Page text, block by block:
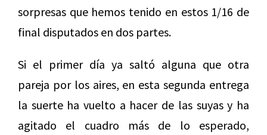
sorpresas que hemos tenido en estos 1/16 de
final disputados en dos partes.
Si el primer día ya saltó alguna que otra
pareja por los aires, en esta segunda entrega
la suerte ha vuelto a hacer de las suyas y ha
agitado el cuadro más de lo esperado,